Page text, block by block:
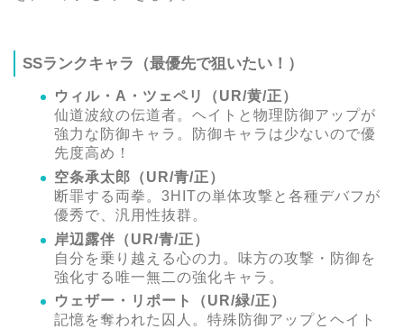
SSランクキャラ（最優先で狙いたい！）
ウィル・A・ツェペリ（UR/黄/正）
仙道波紋の伝道者。ヘイトと物理防御アップが
強力な防御キャラ。防御キャラは少ないので優
先度高め！
空条承太郎（UR/青/正）
断罪する両拳。3HITの単体攻撃と各種デバフが
優秀で、汎用性抜群。
岸辺露伴（UR/青/正）
自分を乗り越える心の力。味方の攻撃・防御を
強化する唯一無二の強化キャラ。
ウェザー・リポート（UR/緑/正）
記憶を奪われた囚人。特殊防御アップとヘイト